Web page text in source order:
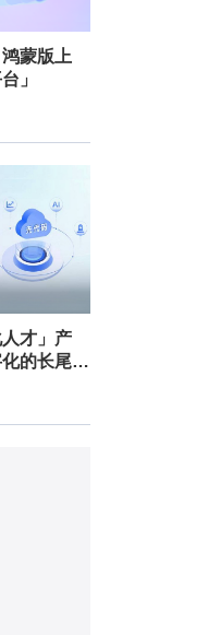
蒙版上
」
才」产
的长尾需